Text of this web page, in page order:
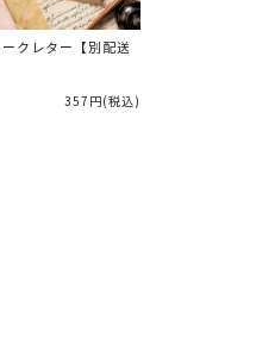
クレター【別配送
357円(税込)